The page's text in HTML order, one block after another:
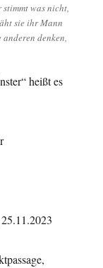
was nicht,
sie ihr Mann
denken,
heißt es